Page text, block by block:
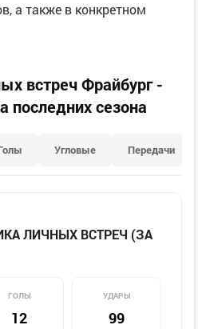
а также в конкретном
встреч Фрайбург -
последних сезона
Угловые Передачи
ЛИЧНЫХ ВСТРЕЧ (ЗА
ГОЛЫ
12
УДАРЫ
99